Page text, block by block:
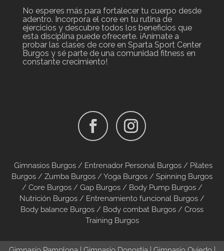
No esperes más para fortalecer tu cuerpo desde
adentro. Incorpora el core en tu rutina de
ejercicios y descubre todos los beneficios que
esta disciplina puede ofrecerte. ¡Anímate a
probar las clases de core en Sparta Sport Center
Burgos y sé parte de una comunidad fitness en
constante crecimiento!
Gimnasios Burgos / Entrenador Personal Burgos / Pilates
Burgos / Zumba Burgos / Yoga Burgos / Spinning Burgos
/ Core Burgos/ Gap Burgos/ Body Pump Burgos/
Nutrición Burgos / Entrenamiento funcional Burgos /
Body balance Burgos / Body combat Burgos / Cross
Training Burgos